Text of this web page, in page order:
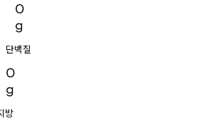
0
g
단백질
0
g
방